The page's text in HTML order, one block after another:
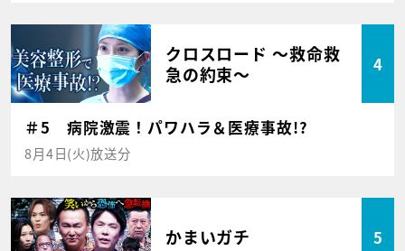
クロスロード ～救命救
急の約束～
4
＃5 病院激震！パワハラ＆医療事故!?
8月4日(火)放送分
かまいガチ 5